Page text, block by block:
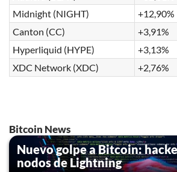
Midnight (NIGHT)
+12,90%
Canton (CC)
+3,91%
Hyperliquid (HYPE)
+3,13%
XDC Network (XDC)
+2,76%
Bitcoin News
Nuevo golpe a Bitcoin:
nodos de Lightning